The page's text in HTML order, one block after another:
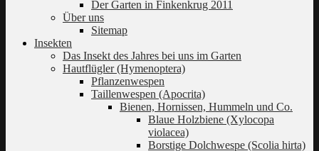
Der Garten in Finkenkrug 2011
Über uns
Sitemap
Insekten
Das Insekt des Jahres bei uns im Garten
Hautflügler (Hymenoptera)
Pflanzenwespen
Taillenwespen (Apocrita)
Bienen, Hornissen, Hummeln und Co.
Blaue Holzbiene (Xylocopa
violacea)
Borstige Dolchwespe (Scolia hirta)